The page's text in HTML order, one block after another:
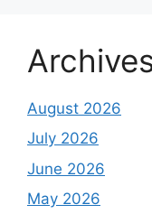
August 2026
July 2026
June 2026
May 2026